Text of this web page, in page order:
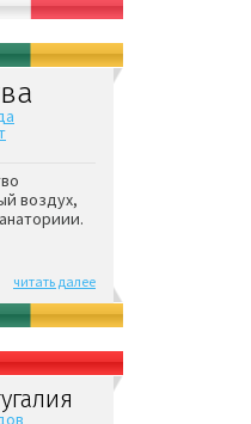
воздух,
читать далее